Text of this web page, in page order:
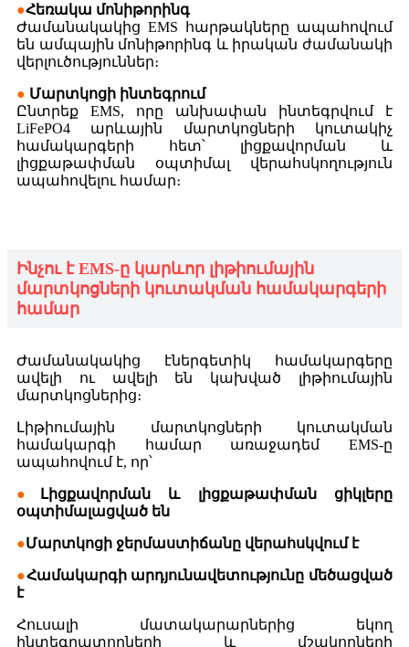
●Հեռակա մոնիթորինգ
Ժամանակակից EMS հարթակները ապահովում
են ամպային մոնիթորինգ և իրական ժամանակի
վերլուծություններ։
● Մարտկոցի ինտեգրում
Ընտրեք EMS, որը անխափան ինտեգրվում է
LiFePO4 արևային մարտկոցների կուտակիչ
համակարգերի հետ՝ լիցքավորման և
լիցքաթափման օպտիմալ վերահսկողություն
ապահովելու համար։
Ինչու է EMS-ը կարևոր լիթիումային
մարտկոցների կուտակման համակարգերի
համար
Ժամանակակից էներգետիկ համակարգերը
ավելի ու ավելի են կախված լիթիումային
մարտկոցներից։
Լիթիումային մարտկոցների կուտակման
համակարգի համար առաջադեմ EMS-ը
ապահովում է, որ՝
●
Լիցքավորման և լիցքաթափման ցիկլերը
օպտիմալացված են
●Մարտկոցի ջերմաստիճանը վերահսկվում է
●Համակարգի արդյունավետությունը մեծացված
է
Հուսալի մատակարարներից եկող
ինտեգրատորների և մշակողների